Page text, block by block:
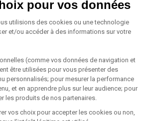
Pompidou
22 22
pour vos données
utilisions des cookies ou une technologie
et/ou accéder à des informations sur votre
(comme vos données de navigation et
être utilisées pour vous présenter des
personnalisés; pour mesurer la performance
et en apprendre plus sur leur audience; pour
les produits de nos partenaires.
vos choix pour accepter les cookies ou non,